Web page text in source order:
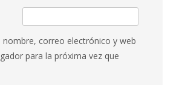
nombre, correo electrónico y web
para la próxima vez que